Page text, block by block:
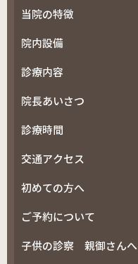
当院の特徴
院内設備
診療内容
院長あいさつ
診療時間
交通アクセス
初めての方へ
ご予約について
子供の診察 親御さんへ